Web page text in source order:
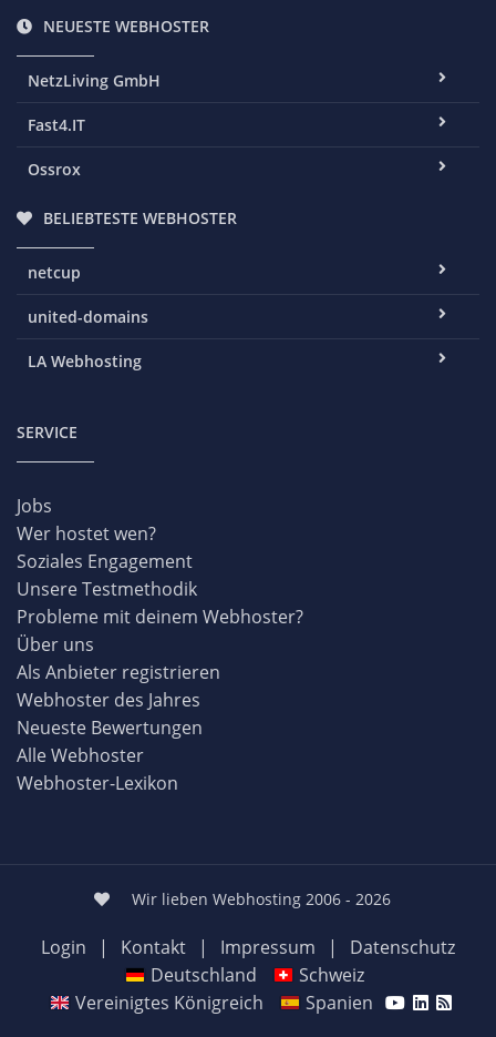
NEUESTE WEBHOSTER
NetzLiving GmbH
Fast4.IT
Ossrox
BELIEBTESTE WEBHOSTER
netcup
united-domains
LA Webhosting
SERVICE
Jobs
Wer hostet wen?
Soziales Engagement
Unsere Testmethodik
Probleme mit deinem Webhoster?
Über uns
Als Anbieter registrieren
Webhoster des Jahres
Neueste Bewertungen
Alle Webhoster
Webhoster-Lexikon
Wir lieben Webhosting 2006 - 2026
Login | Kontakt | Impressum |
Datenschutz
Deutschland
Schweiz
Vereinigtes Königreich
Spanien